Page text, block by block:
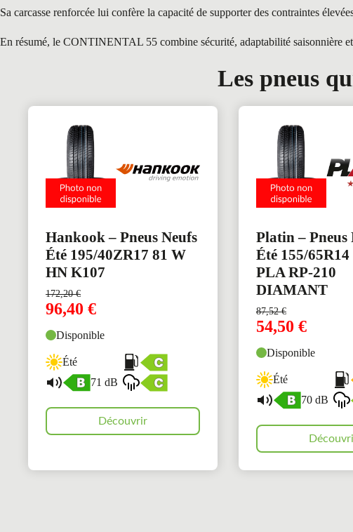
Sa carcasse renforcée lui confère la capacité de supporter des contraintes
En résumé, le CONTINENTAL 55 combine sécurité, adaptabilité saisonnière
Les pneus
Hankook – Pneus Neufs
Été 195/40ZR17 81 W
HN K107
172,20€
96,40 €
Disponible
Été
71 dB
Découvrir
Platin – Pneus
Été 155/
PLA RP-210
DIAMANT
87,52€
54,50 €
Disponible
Été
70 dB